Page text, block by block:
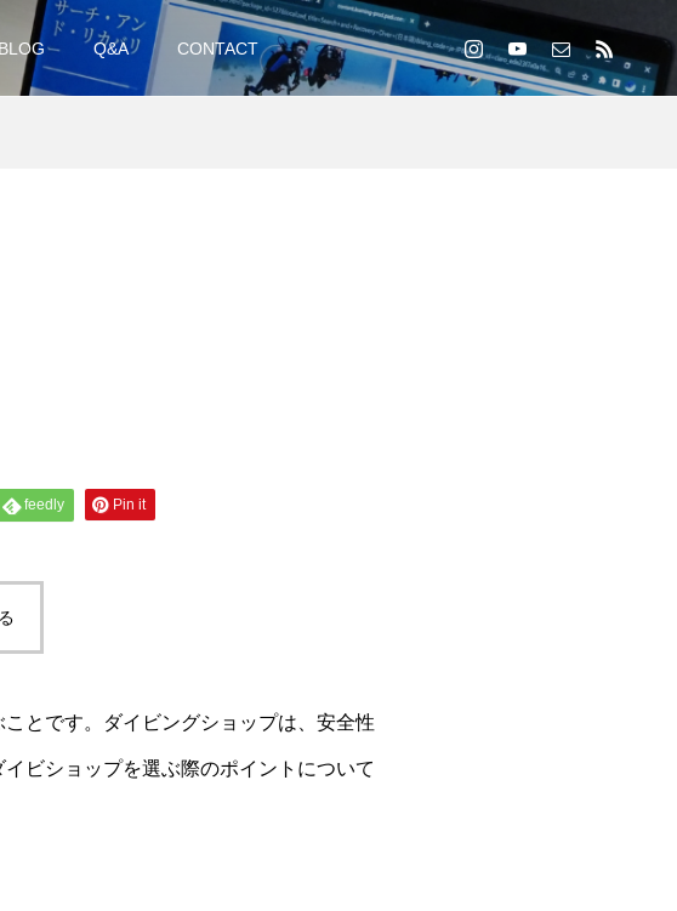
BLOG Q&A CONTACT
feedly Pin it
とです。ダイビングショップは、安全性
ビショップを選ぶ際のポイントについて